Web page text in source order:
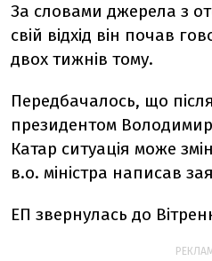
За словами джерела з
свій відхід він почав
двох тижнів тому.
Передбачалось, що
президентом
Катар ситуація може
в.о. міністра написав
ЕП звернулась до